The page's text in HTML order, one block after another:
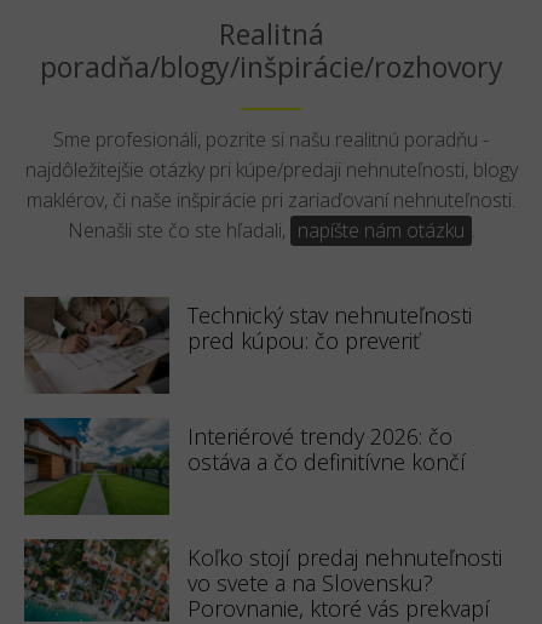
Realitná
poradňa/blogy/inšpirácie/rozhovory
Sme profesionáli, pozrite si našu realitnú poradňu -
najdôležitejšie otázky pri kúpe/predaji nehnuteľnosti, blogy
maklérov, či naše inšpirácie pri zariaďovaní nehnuteľnosti.
Nenašli ste čo ste hľadali, napíšte nám otázku .
Technický stav nehnuteľnosti
pred kúpou: čo preveriť
Interiérové trendy 2026: čo
ostáva a čo definitívne končí
Koľko stojí predaj nehnuteľnosti
vo svete a na Slovensku?
Porovnanie, ktoré vás prekvapí